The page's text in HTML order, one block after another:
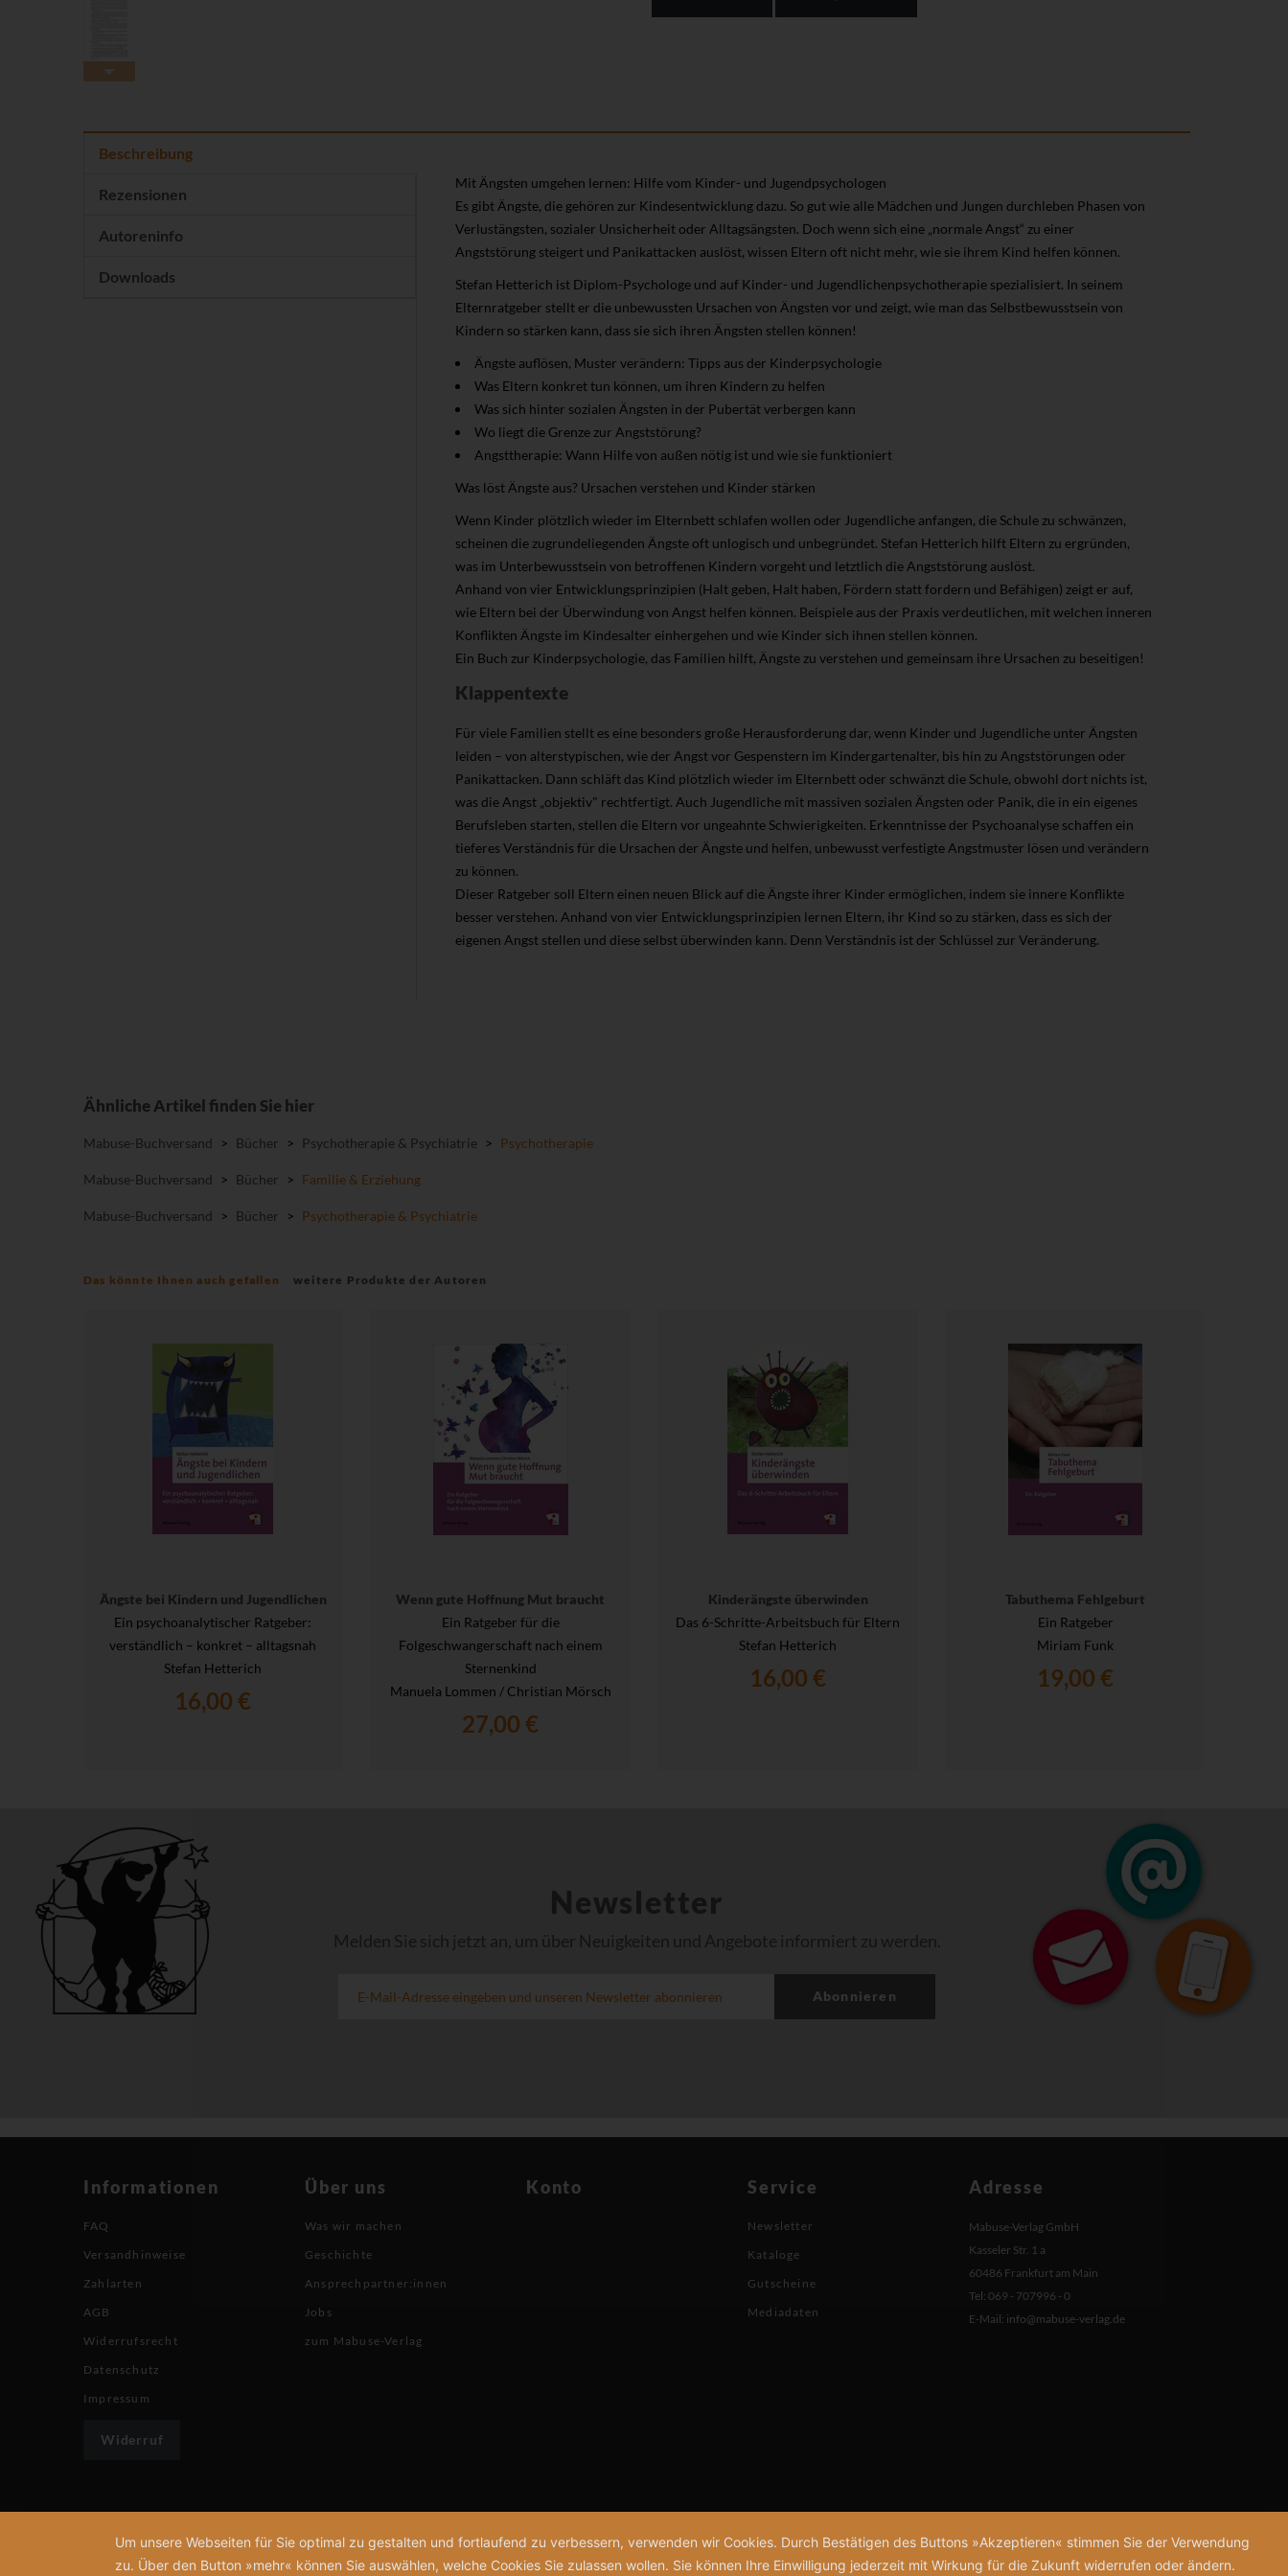
Beschreibung
Rezensionen
Autoreninfo
Downloads
Mit Ängsten umgehen lernen: Hilfe vom Kinder- und Jugendpsychologen
Es gibt Ängste, die gehören zur Kindesentwicklung dazu. So gut wie alle Mädchen und Jungen durchleben Phasen von
Verlustängsten, sozialer Unsicherheit oder Alltagsängsten. Doch wenn sich eine „normale Angst“ zu einer
Angststörung steigert und Panikattacken auslöst, wissen Eltern oft nicht mehr, wie sie ihrem Kind helfen können.
Stefan Hetterich ist Diplom-Psychologe und auf Kinder- und Jugendlichenpsychotherapie spezialisiert. In seinem
Elternratgeber stellt er die unbewussten Ursachen von Ängsten vor und zeigt, wie man das Selbstbewusstsein von
Kindern so stärken kann, dass sie sich ihren Ängsten stellen können!
Ängste auflösen, Muster verändern: Tipps aus der Kinderpsychologie
Was Eltern konkret tun können, um ihren Kindern zu helfen
Was sich hinter sozialen Ängsten in der Pubertät verbergen kann
Wo liegt die Grenze zur Angststörung?
Angsttherapie: Wann Hilfe von außen nötig ist und wie sie funktioniert
Was löst Ängste aus? Ursachen verstehen und Kinder stärken
Wenn Kinder plötzlich wieder im Elternbett schlafen wollen oder Jugendliche anfangen, die Schule zu schwänzen,
scheinen die zugrundeliegenden Ängste oft unlogisch und unbegründet. Stefan Hetterich hilft Eltern zu ergründen,
was im Unterbewusstsein von betroffenen Kindern vorgeht und letztlich die Angststörung auslöst.
Anhand von vier Entwicklungsprinzipien (Halt geben, Halt haben, Fördern statt fordern und Befähigen) zeigt er auf,
wie Eltern bei der Überwindung von Angst helfen können. Beispiele aus der Praxis verdeutlichen, mit welchen inneren
Konflikten Ängste im Kindesalter einhergehen und wie Kinder sich ihnen stellen können.
Ein Buch zur Kinderpsychologie, das Familien hilft, Ängste zu verstehen und gemeinsam ihre Ursachen zu beseitigen!
Klappentexte
Für viele Familien stellt es eine besonders große Herausforderung dar, wenn Kinder und Jugendliche unter Ängsten
leiden – von alterstypischen, wie der Angst vor Gespenstern im Kindergartenalter, bis hin zu Angststörungen oder
Panikattacken. Dann schläft das Kind plötzlich wieder im Elternbett oder schwänzt die Schule, obwohl dort nichts ist,
was die Angst „objektiv" rechtfertigt. Auch Jugendliche mit massiven sozialen Ängsten oder Panik, die in ein eigenes
Berufsleben starten, stellen die Eltern vor ungeahnte Schwierigkeiten. Erkenntnisse der Psychoanalyse schaffen ein
tieferes Verständnis für die Ursachen der Ängste und helfen, unbewusst verfestigte Angstmuster lösen und verändern
zu können.
Dieser Ratgeber soll Eltern einen neuen Blick auf die Ängste ihrer Kinder ermöglichen, indem sie innere Konflikte
besser verstehen. Anhand von vier Entwicklungsprinzipien lernen Eltern, ihr Kind so zu stärken, dass es sich der
eigenen Angst stellen und diese selbst überwinden kann. Denn Verständnis ist der Schlüssel zur Veränderung.
Ähnliche Artikel finden Sie hier
Mabuse-Buchversand > Bücher > Psychotherapie & Psychiatrie > Psychotherapie
Mabuse-Buchversand > Bücher > Familie & Erziehung
Mabuse-Buchversand > Bücher > Psychotherapie & Psychiatrie
Das könnte Ihnen auch gefallen weitere Produkte der Autoren
Ängste bei Kindern und Jugendlichen
Ein psychoanalytischer Ratgeber:
verständlich – konkret – alltagsnah
Stefan Hetterich
16,00 €
Wenn gute Hoffnung Mut braucht
Ein Ratgeber für die
Folgeschwangerschaft nach einem
Sternenkind
Manuela Lommen / Christian Mörsch
27,00 €
Kinderängste überwinden
Das 6-Schritte-Arbeitsbuch für Eltern
Stefan Hetterich
16,00 €
Tabuthema Fehlgeburt
Ein Ratgeber
Miriam Funk
19,00 €
Newsletter
Melden Sie sich jetzt an, um über Neuigkeiten und Angebote informiert zu werden.
Abonnieren
Informationen
FAQ
Versandhinweise
Zahlarten
AGB
Widerrufsrecht
Datenschutz
Impressum
Widerruf
Über uns
Was wir machen
Geschichte
Ansprechpartner:innen
Jobs
zum Mabuse-Verlag
Konto Service
Newsletter
Kataloge
Gutscheine
Mediadaten
Adresse
Mabuse-Verlag GmbH
Kasseler Str. 1 a
60486 Frankfurt am Main
Tel: 069 - 707996 - 0
E-Mail: info@mabuse-verlag.de
Um unsere Webseiten für Sie optimal zu gestalten und fortlaufend zu verbessern, verwenden wir Cookies. Durch Bestätigen des Buttons »Akzeptieren« stimmen Sie der Verwendung
zu. Über den Button »mehr« können Sie auswählen, welche Cookies Sie zulassen wollen. Sie können Ihre Einwilligung jederzeit mit Wirkung für die Zukunft widerrufen oder ändern.